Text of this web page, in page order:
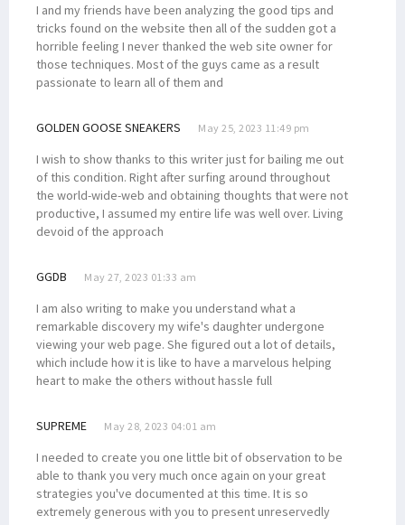
I and my friends have been analyzing the good tips and
tricks found on the website then all of the sudden got a
horrible feeling I never thanked the web site owner for
those techniques. Most of the guys came as a result
passionate to learn all of them and
GOLDEN GOOSE SNEAKERS May 25, 2023 11:49 pm
I wish to show thanks to this writer just for bailing me out
of this condition. Right after surfing around throughout
the world-wide-web and obtaining thoughts that were not
productive, I assumed my entire life was well over. Living
devoid of the approach
GGDB May 27, 2023 01:33 am
I am also writing to make you understand what a
remarkable discovery my wife's daughter undergone
viewing your web page. She figured out a lot of details,
which include how it is like to have a marvelous helping
heart to make the others without hassle full
SUPREME May 28, 2023 04:01 am
I needed to create you one little bit of observation to be
able to thank you very much once again on your great
strategies you've documented at this time. It is so
extremely generous with you to present unreservedly